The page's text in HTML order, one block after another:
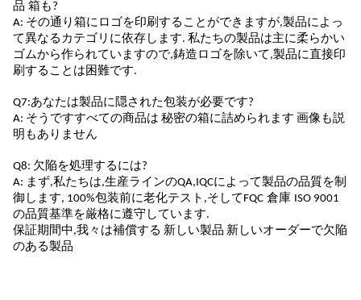
品 箱も ?
A: その通り 箱にロゴを印刷することができますが,製品によっ
て異なるカテゴリに依存します. 私たちの製品は主に柔らかい
ゴムから作られていますので,鋳造ロゴを除いて,製品に直接印
刷することは困難です.
Q7:あなたは製品に隠された包装が必要です?
A: そうですすべての商品は 秘密の箱に詰められます 画像も説
明もありません
Q8: 欠陥を処理するには?
A: まず,私たちは,生産ラインのQA,IQCによって製品の品質を制
御します, 100%包装前に老化テスト,そしてFQC 倉庫 ISO 9001
の品質基準を厳格に遵守しています.
保証期間中,我々は補償する 新しい製品 新しいオーダーで欠陥
のある製品